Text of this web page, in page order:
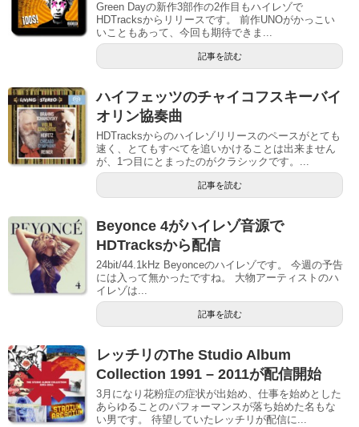
Green Dayの新作3部作の2作目もハイレゾで
HDTracksからリリースです。 前作UNOがかっこい
いこともあって、今回も期待できま...
記事を読む
ハイフェッツのチャイコフスキーバイ
オリン協奏曲
HDTracksからのハイレゾリリースのペースがとても
速く、とてもすべてを追いかけることは出来ません
が、1つ目にとまったのがクラシックです。...
記事を読む
Beyonce 4がハイレゾ音源で
HDTracksから配信
24bit/44.1kHz Beyonceのハイレゾです。 今週の予告
には入って無かったですね。 大物アーティストのハ
イレゾは...
記事を読む
レッチリのThe Studio Album
Collection 1991 – 2011が配信開始
3月になり花粉症の症状が出始め、仕事を始めとした
あらゆることのパフォーマンスが落ち始めた名もな
い男です。 待望していたレッチリが配信に...